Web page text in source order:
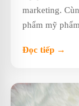
marketing.
phẩm mỹ
Đọc tiếp →